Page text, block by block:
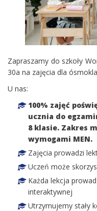
Zapraszamy do szkoły
30a na zajęcia dla
U nas:
100% zajęć
ucznia do
8 klasie. Zakres
wymogami MEN.
Zajęcia prowadzi
Uczeń może
Każda lekcja
interaktywnej
Utrzymujemy stały